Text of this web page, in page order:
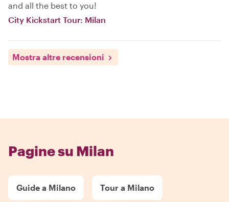
and all the best to you!
City Kickstart Tour: Milan
Mostra altre recensioni
Pagine su Milan
Guide a Milano Tour a Milano